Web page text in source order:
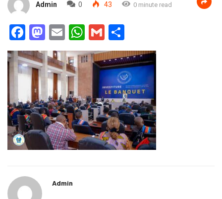
Admin 0 43 0 minute read
Facebook
Mastodon
EmailWhatsApp
Gmail
Admin